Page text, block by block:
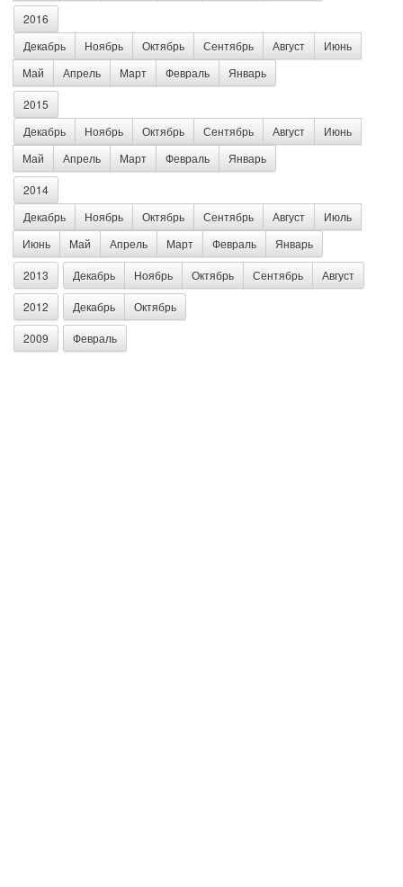
2016
Декабрь
Ноябрь Октябрь Сентябрь Август
Июнь
Май
Апрель Март Февраль Январь
2015
Декабрь
Ноябрь Октябрь Сентябрь Август
Июнь
Май
Апрель Март Февраль Январь
2014
Декабрь
Ноябрь Октябрь Сентябрь Август
Июль
Июнь
Май Апрель Март Февраль Январь
2013 Декабрь Ноябрь Октябрь Сентябрь Август
2012 Декабрь Октябрь
2009 Февраль